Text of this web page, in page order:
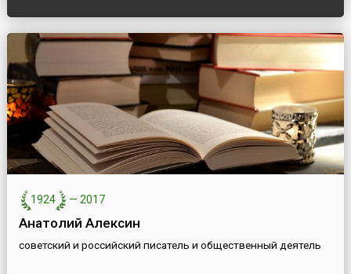
1924 — 2017
Анатолий Алексин
советский и российский писатель и общественный деятель